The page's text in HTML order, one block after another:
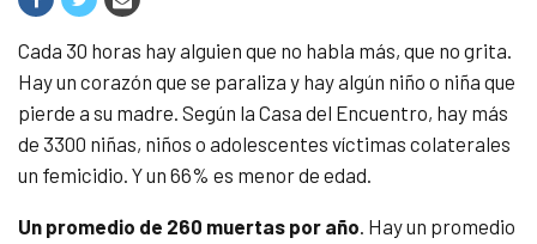
Cada 30 horas hay alguien que no habla más, que no grita.
Hay un corazón que se paraliza y hay algún niño o niña que
pierde a su madre. Según la Casa del Encuentro, hay más
de 3300 niñas, niños o adolescentes víctimas colaterales
un femicidio. Y un 66% es menor de edad.
Un promedio de 260 muertas por año. Hay un promedio